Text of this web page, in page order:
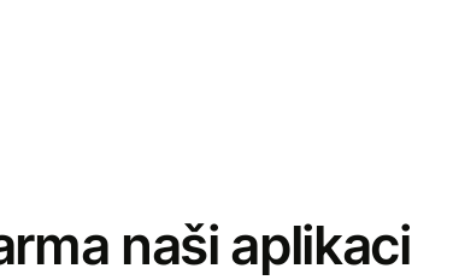
naši aplikaci